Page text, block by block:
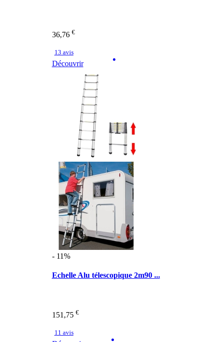
36,76 €
13 avis
Découvrir
- 11%
Echelle Alu télescopique 2m90 ...
151,75 €
11 avis